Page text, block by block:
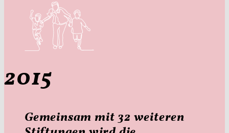
2015
Gemeinsam mit 32 weiteren